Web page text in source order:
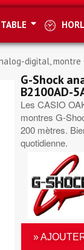
digital, montre
G-Shock
B2100AD-
Les CASIO
montres G-
200 mètres.
quotidienne.
»